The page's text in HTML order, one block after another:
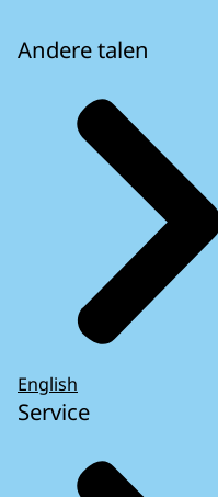
Andere talen
English
Service